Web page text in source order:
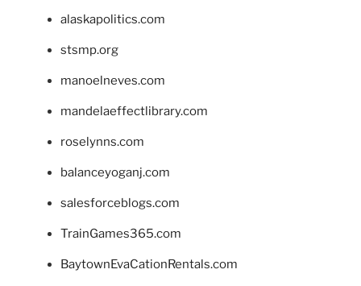
alaskapolitics.com
stsmp.org
manoelneves.com
mandelaeffectlibrary.com
roselynns.com
balanceyoganj.com
salesforceblogs.com
TrainGames365.com
BaytownEvaCationRentals.com